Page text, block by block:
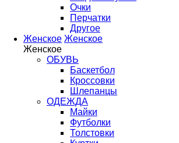
Очки
Перчатки
Другое
Женское Женское
Женское
ОБУВЬ
Баскетбол
Кроссовки
Шлепанцы
ОДЕЖДА
Майки
Футболки
Толстовки